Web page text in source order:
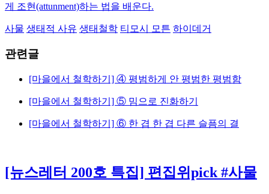
게 조현(attunment)하는 법을 배운다.
사물 생태적 사유 생태철학 티모시 모튼 하이데거
관련글
[마을에서 철학하기] ④ 평범하게 안 평범한 평범함
[마을에서 철학하기] ⑤ 밈으로 진화하기
[마을에서 철학하기] ⑥ 한 겹 한 겹 다른 슬픔의 결
[뉴스레터 200호 특집] 편집위pick #사물